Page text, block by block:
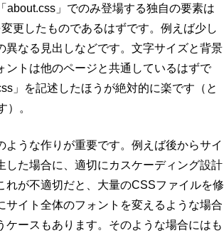
about.css」でのみ登場する独自の要素は
更したものであるはずです。例えば少し
なる見出しなどです。文字サイズと背景
トは他のページと共通しているはずで
」を記述したほうが絶対的に楽です（と
。
うな作りが重要です。例えば後からサイ
した場合に、適切にカスケーディング設計
が不適切だと、大量のCSSファイルを修
イト全体のフォントを変えるような場合
ースもあります。そのような場合にはも